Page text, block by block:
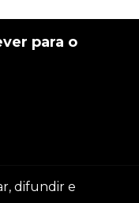
para o
difundir e